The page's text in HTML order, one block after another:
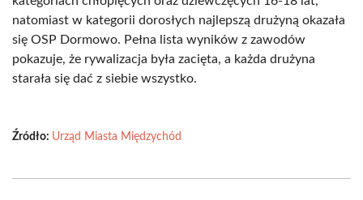
natomiast w kategorii dorosłych najlepszą drużyną okazała
się OSP Dormowo. Pełna lista wyników z zawodów
pokazuje, że rywalizacja była zacięta, a każda drużyna
starała się dać z siebie wszystko.
Źródło: Urząd Miasta Międzychód